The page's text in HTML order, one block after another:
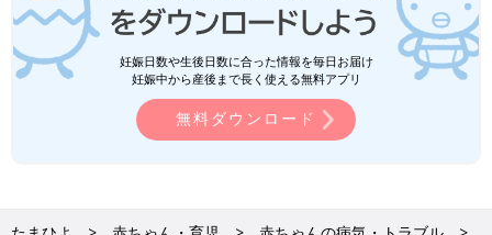
妊娠日数や生後日数に合った情報を毎日お届け
妊娠中から産後まで長く使える無料アプリ
無料ダウンロード